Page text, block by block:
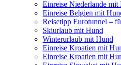
Einreise Niederlande mit
Einreise Belgien mit
Reisetipp Eurotunnel –
Skiurlaub mit Hund
Winterurlaub mit Hund
Einreise Kroatien mit
Einreise Kroatien mit